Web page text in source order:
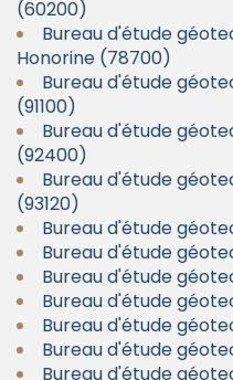
(60200)
Bureau d'étude
Honorine (78700)
Bureau d'étude
(91100)
Bureau d'étude
(92400)
Bureau d'étude
(93120)
Bureau d'étude
Bureau d'étude
Bureau d'étude
Bureau d'étude
Bureau d'étude
Bureau d'étude
Bureau d'étude